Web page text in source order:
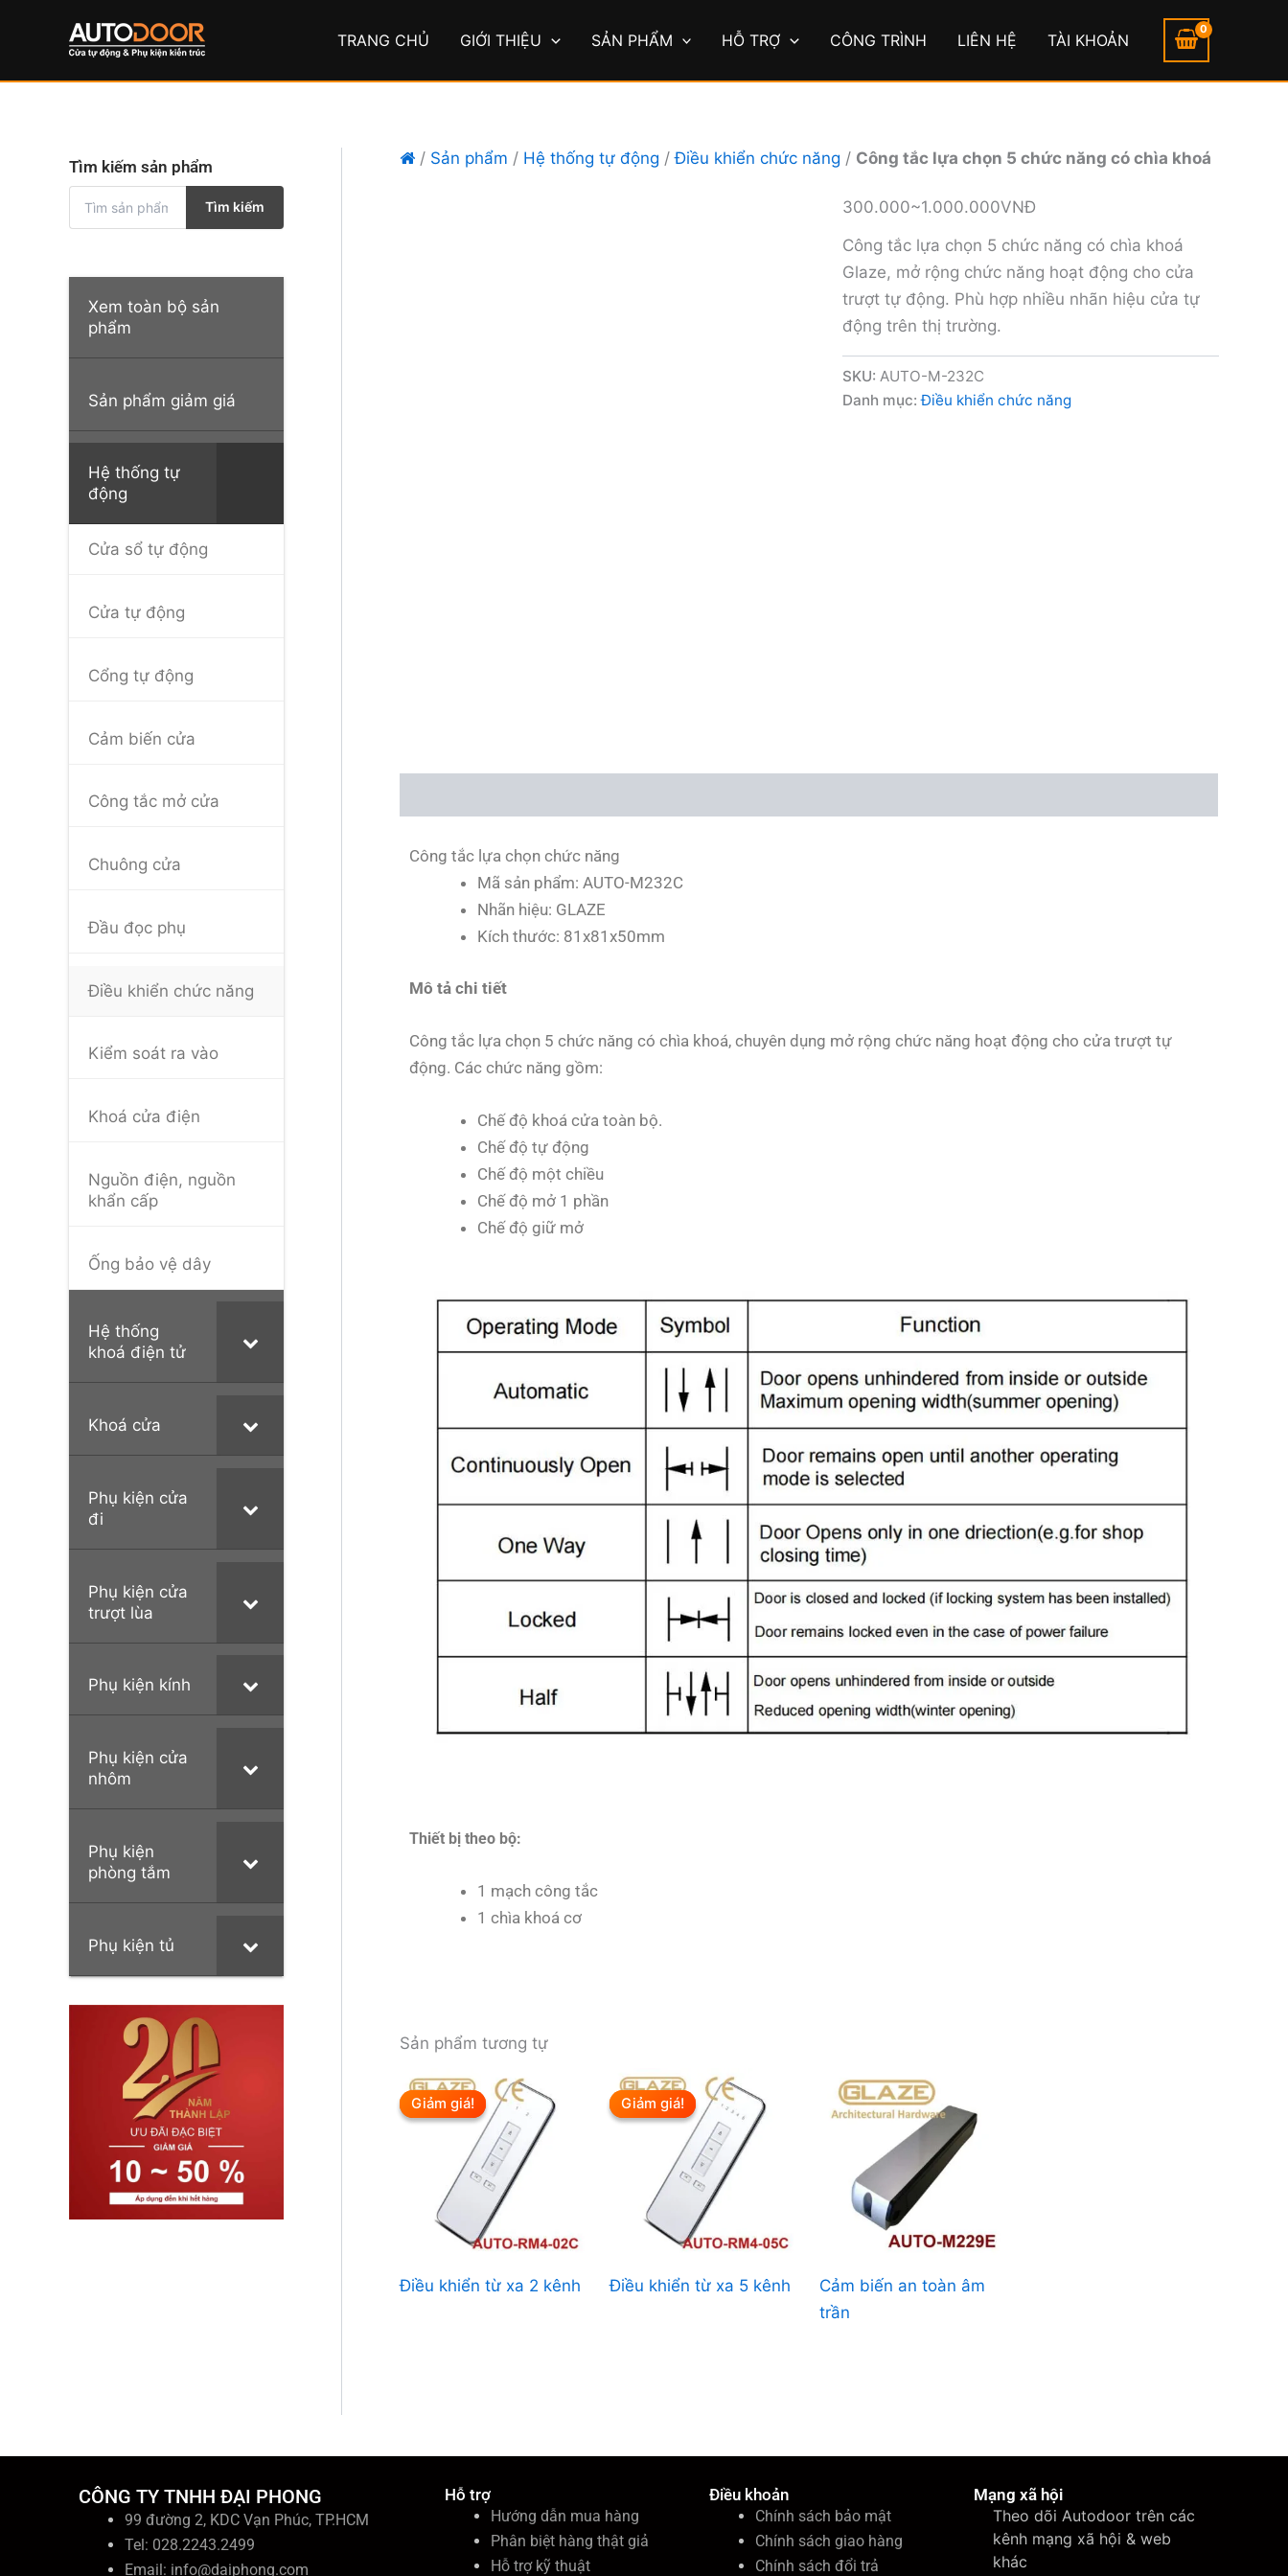
TRANG CHỦ GIỚI THIỆU SẢN PHẨM HỖ TRỢ CÔNG TRÌNH LIÊN HỆ TÀI KHOẢN
Tìm kiếm sản phẩm
m
Tìm kiếm
Xem toàn bộ sản
phẩm
Sản phẩm giảm giá
Hệ thống tự
động
Cửa sổ tự động
Cửa tự động
Cổng tự động
Cảm biến cửa
Công tắc mở cửa
Chuông cửa
Đầu đọc phụ
Điều khiển chức năng
Kiểm soát ra vào
Khoá cửa điện
Nguồn điện, nguồn
khẩn cấp
Ống bảo vệ dây
Hệ thống
khoá điện tử
Khoá cửa
Phụ kiện cửa
đi
Phụ kiện cửa
trượt lùa
Phụ kiện kính
Phụ kiện cửa
nhôm
Phụ kiện
phòng tắm
Phụ kiện tủ
/ Sản phẩm / Hệ thống tự động /Điều khiển chức năng / Công tắc lựa chọn 5 chức năng có chìa khoá
300.000~1.000.000VNĐ
Công tắc lựa chọn 5 chức năng có chìa khoá
Glaze, mở rộng chức năng hoạt động cho cửa
trượt tự động. Phù hợp nhiều nhãn hiệu cửa tự
động trên thị trường.
SKU: AUTO-M-232C
Danh mục:Điều khiển chức năng
Công tắc lựa chọn chức năng
Mã sản phẩm: AUTO-M232C
Nhãn hiệu: GLAZE
Kích thước: 81x81x50mm
Mô tả chi tiết
Công tắc lựa chọn 5 chức năng có chìa khoá, chuyên dụng mở rộng chức năng hoạt động cho cửa trượt tự
động. Các chức năng gồm:
Chế độ khoá cửa toàn bộ.
Chế độ tự động
Chế độ một chiều
Chế độ mở 1 phần
Chế độ giữ mở
Thiết bị theo bộ:
1 mạch công tắc
1 chìa khoá cơ
Sản phẩm tương tự
Giảm giá!
Giảm giá!
Điều khiển từ xa 2 kênh
Giảm giá!
Giảm giá!
Điều khiển từ xa 5 kênh
Cảm biến an toàn âm
trần
CÔNG TY TNHH ĐẠI PHONG
99 đường 2, KDC Vạn Phúc, TP.HCM
Tel: 028.2243.2499
Email: info@daiphong.com
Hỗ trợ
Hướng dẫn mua hàng
Phân biệt hàng thật giả
Hỗ trợ kỹ thuật
Điều khoản
Chính sách bảo mật
Chính sách giao hàng
Chính sách đổi trả
Mạng xã hội
Theo dõi Autodoor trên các
kênh mạng xã hội & web
khác